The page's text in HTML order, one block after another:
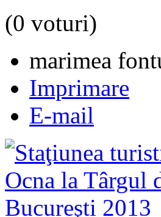
(0 voturi)
marimea
Imprimare
E-mail